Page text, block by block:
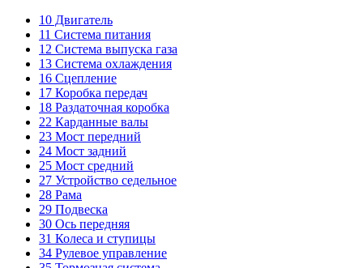
10 Двигатель
11 Система питания
12 Система выпуска газа
13 Система охлаждения
16 Сцепление
17 Коробка передач
18 Раздаточная коробка
22 Карданные валы
23 Мост передний
24 Мост задний
25 Мост средний
27 Устройство седельное
28 Рама
29 Подвеска
30 Ось передняя
31 Колеса и ступицы
34 Рулевое управление